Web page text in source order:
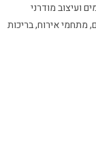
ועיצוב מודרני
מתחמי אירוח, בריכות